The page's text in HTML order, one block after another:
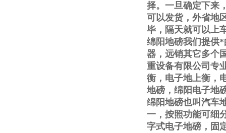
择。一旦确定下来
可以发货，外省地
毕，隔天就可以上
绵阳地磅我们提供
器，远销其它多个
重设备有限公司专
衡，电子地上衡，
地磅，绵阳电子地
绵阳地磅也叫汽车
一，按照功能可细
字式电子地磅，固